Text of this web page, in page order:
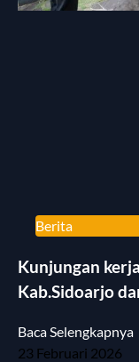
Berita
Kunjungan
Kab.Sidoarjo
Baca Selengkapnya
23 Februari 2026